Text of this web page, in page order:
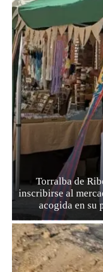
Torralba de
inscribirse al
acogida en su